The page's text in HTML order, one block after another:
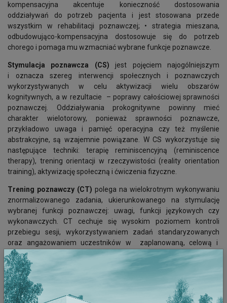
kompensacyjna akcentuje konieczność dostosowania
oddziaływań do potrzeb pacjenta i jest stosowana przede
wszystkim w rehabilitacji poznawczej; • strategia mieszana,
odbudowująco-kompensacyjna dostosowuje się do potrzeb
chorego i pomaga mu wzmacniać wybrane funkcje poznawcze.
Stymulacja poznawcza (CS)jest pojęciem najogólniejszym
i oznacza szereg interwencji społecznych i poznawczych
wykorzystywanych w celu aktywizacji wielu obszarów
kognitywnych, a w rezultacie – poprawy całościowej sprawności
poznawczej. Oddziaływania prokognitywne powinny mieć
charakter wielotorowy, ponieważ sprawności poznawcze,
przykładowo uwaga i pamięć operacyjna czy też myślenie
abstrakcyjne, są wzajemnie powiązane. W CS wykorzystuje się
następujące techniki: terapię reminiscencyjną (reminiscence
therapy), trening orientacji w rzeczywistości (reality orientation
training), aktywizację społeczną i ćwiczenia fizyczne.
Trening poznawczy (CT) polega na wielokrotnym wykonywaniu
znormalizowanego zadania, ukierunkowanego na stymulację
wybranej funkcji poznawczej: uwagi, funkcji językowych czy
wykonawczych. CT cechuje się wysokim poziomem kontroli
przebiegu sesji, wykorzystywaniem zadań standaryzowanych
oraz angażowaniem uczestników w zaplanowaną, celową i
ustrukturyzowaną aktywność. CT może mieć charakter
indywidualny lub grupowy. Do przeprowadzenia treningu służą
klasyczne techniki „papier–ołówek”, zadania poznawcze, jak
również programy komputerowe, które poprzez interaktywne
ćwiczenia motywują uczestników do wysiłku intelektualnego.